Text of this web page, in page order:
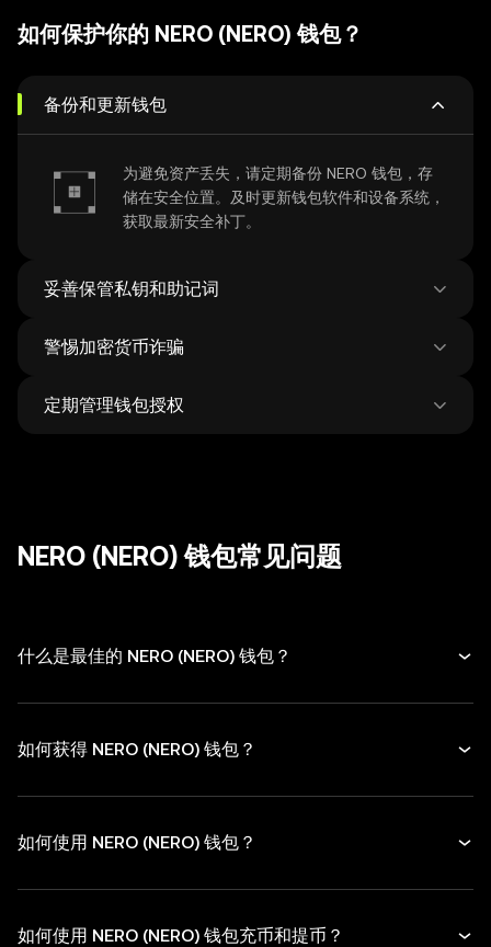
如何保护你的 NERO (NERO) 钱包？
备份和更新钱包
为避免资产丢失，请定期备份 NERO 钱包，存
储在安全位置。及时更新钱包软件和设备系统，
获取最新安全补丁。
妥善保管私钥和助记词
在联网设备上保存助记词存在风险，请使用线下
何人。
警惕加密货币诈骗
定期管理钱包授权
NERO (NERO) 钱包常见问题
什么是最佳的 NERO (NERO) 钱包？
如何获得 NERO (NERO) 钱包？
如何使用 NERO (NERO) 钱包？
如何使用 NERO (NERO) 钱包充币和提币？